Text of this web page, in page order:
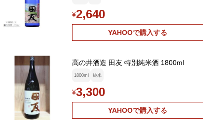
¥2,640
YAHOOで購入する
高の井酒造 田友 特別純米酒 1800ml
1800ml 純米
¥3,300
YAHOOで購入する